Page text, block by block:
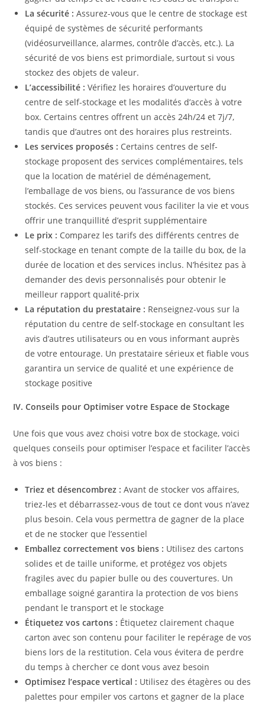
La sécurité : Assurez-vous que le centre de stockage est
équipé de systèmes de sécurité performants
(vidéosurveillance, alarmes, contrôle d’accès, etc.). La
sécurité de vos biens est primordiale, surtout si vous
stockez des objets de valeur.
L’accessibilité : Vérifiez les horaires d’ouverture du
centre de self-stockage et les modalités d’accès à votre
box. Certains centres offrent un accès 24h/24 et 7j/7,
tandis que d’autres ont des horaires plus restreints.
Les services proposés : Certains centres de self-
stockage proposent des services complémentaires, tels
que la location de matériel de déménagement,
l’emballage de vos biens, ou l’assurance de vos biens
stockés. Ces services peuvent vous faciliter la vie et vous
offrir une tranquillité d’esprit supplémentaire
Le prix : Comparez les tarifs des différents centres de
self-stockage en tenant compte de la taille du box, de la
durée de location et des services inclus. N’hésitez pas à
demander des devis personnalisés pour obtenir le
meilleur rapport qualité-prix
La réputation du prestataire : Renseignez-vous sur la
réputation du centre de self-stockage en consultant les
avis d’autres utilisateurs ou en vous informant auprès
de votre entourage. Un prestataire sérieux et fiable vous
garantira un service de qualité et une expérience de
stockage positive
IV. Conseils pour Optimiser votre Espace de Stockage
Une fois que vous avez choisi votre box de stockage, voici
quelques conseils pour optimiser l’espace et faciliter l’accès
à vos biens :
Triez et désencombrez : Avant de stocker vos affaires,
triez-les et débarrassez-vous de tout ce dont vous n’avez
plus besoin. Cela vous permettra de gagner de la place
et de ne stocker que l’essentiel
Emballez correctement vos biens : Utilisez des cartons
solides et de taille uniforme, et protégez vos objets
fragiles avec du papier bulle ou des couvertures. Un
emballage soigné garantira la protection de vos biens
pendant le transport et le stockage
Étiquetez vos cartons : Étiquetez clairement chaque
carton avec son contenu pour faciliter le repérage de vos
biens lors de la restitution. Cela vous évitera de perdre
du temps à chercher ce dont vous avez besoin
Optimisez l’espace vertical : Utilisez des étagères ou des
palettes pour empiler vos cartons et gagner de la place